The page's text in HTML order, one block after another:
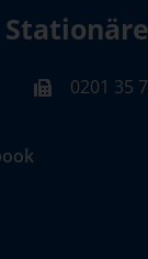
0201 35